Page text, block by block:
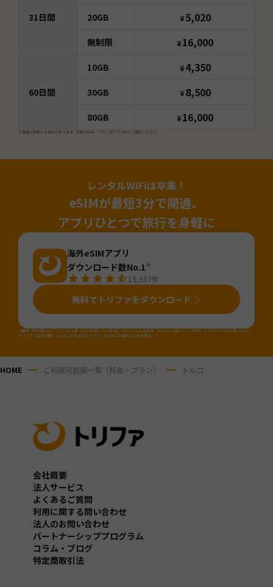
31日間 20GB ¥ 5,020
無制限 ¥16,000
60日間
10GB ¥ 4,350
30GB ¥ 8,500
80GB ¥16,000
※価格は変動する場合があります。最新の料金・プランはアプリ内でご確認ください。
レンタルWiFiは卒業！
eSIMが最短3分で開通、
アプリひとつで旅行を身軽に
海外eSIMアプリ
ダウンロード数No.1※
15,507件
無料でトリファをダウンロード
※国内「旅行用eSIMアプリ」のDL数（2025年4月～2026年3月・iOS&Android合算値・AppTweak調べ）。「旅行」カテゴリから旅行用eSIMアプ
リ（アプリ名か説明に「eSIM」が含まれるアプリ）を当社にて抽出しDL数を算出。
HOME ご利用可能国一覧（料金・プラン） トルコ
会社概要
法人サービス
よくあるご質問
利用に関する問い合わせ
法人のお問い合わせ
パートナーシッププログラム
コラム・ブログ
特定商取引法